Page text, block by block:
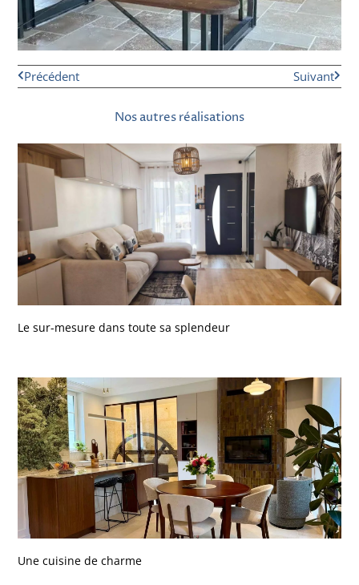
Précédent Suivant
Nos autres réalisations
Le sur-mesure dans toute sa splendeur
Une cuisine de charme